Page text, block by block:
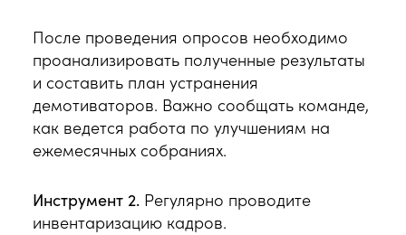
После проведения опросов необходимо
проанализировать полученные результаты
и составить план устранения
демотиваторов. Важно сообщать команде,
как ведется работа по улучшениям на
ежемесячных собраниях.
Инструмент 2. Регулярно проводите
инвентаризацию кадров.